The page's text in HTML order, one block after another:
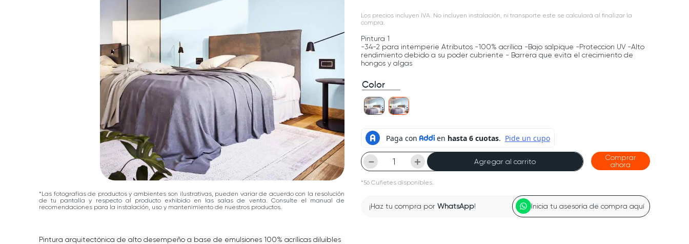
*Las fotografías de productos y ambientes son ilustrativas, pueden variar de acuerdo con la resolución
de tu pantalla y respecto al producto exhibido en las salas de venta. Consulte el manual de
recomendaciones para la instalación, uso y mantenimiento de nuestros productos.
Pintura arquitectónica de alto desempeño a base de emulsiones 100% acrílicas diluibles
Los precios incluyen IVA. No incluyen instalación, ni transporte este se calculará al finalizar la
compra.
Pintura 1
-34-2 para intemperie Atributos -100% acrílica -Bajo salpique -Proteccion UV -Alto
rendimiento debido a su poder cubriente - Barrera que evita el crecimiento de
hongos y algas
Color
＋
－ Agregar al carrito
*56 Cuñetes disponibles.
Comprar
ahora
¡Haz tu compra por WhatsApp! Inicia tu asesoría de compra aquí